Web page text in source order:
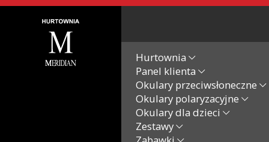
Hurtownia
Panel klienta
Okulary przeciwsłoneczne
Okulary polaryzacyjne
Okulary dla dzieci
Zestawy